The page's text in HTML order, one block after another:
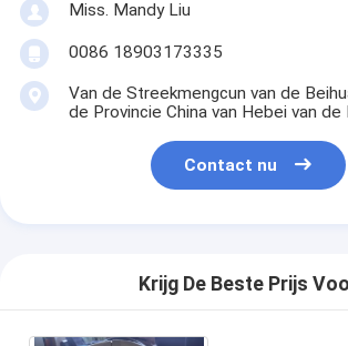
Miss. Mandy Liu
0086 18903173335
Van de Streekmengcun van de
de Provincie China van Hebei van de
Contact nu
Krijg De Beste Prijs